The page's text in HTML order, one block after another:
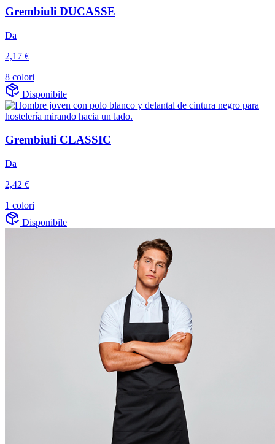
Grembiuli DUCASSE
Da
2,17 €
8 colori
Disponibile
Grembiuli CLASSIC
Da
2,42 €
1 colori
Disponibile